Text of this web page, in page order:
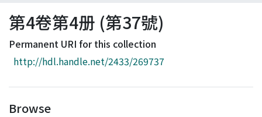
Browse
Download Ranking
Access Statistics
第4卷第4册 (第37號)
Permanent URI for this collection
http://hdl.handle.net/2433/269737
Browse